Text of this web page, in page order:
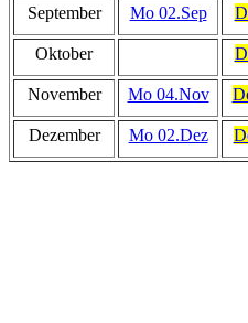
September Mo 02.Sep
Oktober
November Mo 04.Nov
Dezember Mo 02.Dez